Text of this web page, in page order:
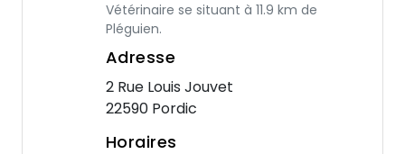
Vétérinaire se situant à 11.9 km de
Pléguien.
Adresse
2 Rue Louis Jouvet
22590 Pordic
Horaires